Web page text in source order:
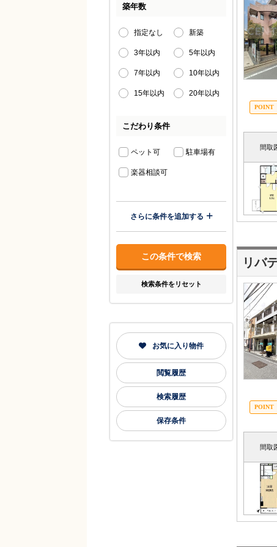
間取
リバ
間取
築年数
指定なし 新築
3年以内 5年以内
7年以内 10年以内
15年以内 20年以内
こだわり条件
ペット可 駐車場有
楽器相談可
さらに条件を追加する
検索条件をリセット
お気に入り物件
閲覧履歴
検索履歴
保存条件